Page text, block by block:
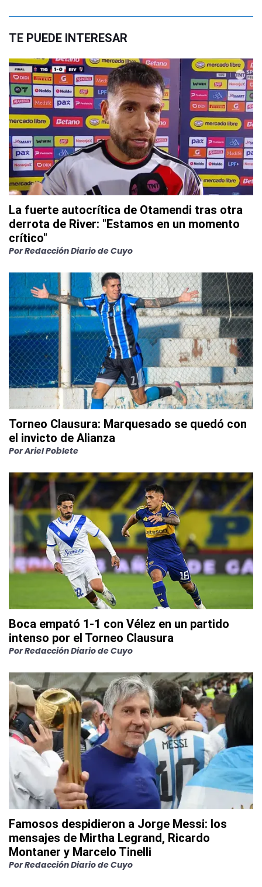
TE PUEDE INTERESAR
La fuerte autocrítica de Otamendi tras otra
derrota de River: "Estamos en un momento
crítico"
PorRedacción Diario de Cuyo
Torneo Clausura: Marquesado se quedó con
el invicto de Alianza
PorAriel Poblete
Boca empató 1-1 con Vélez en un partido
intenso por el Torneo Clausura
PorRedacción Diario de Cuyo
Famosos despidieron a Jorge Messi: los
mensajes de Mirtha Legrand, Ricardo
Montaner y Marcelo Tinelli
PorRedacción Diario de Cuyo